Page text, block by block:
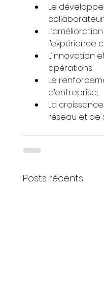
Le
l’expérience
L’innovation
opérations;
Le
d’entreprise;
La
réseau et de
Posts récents